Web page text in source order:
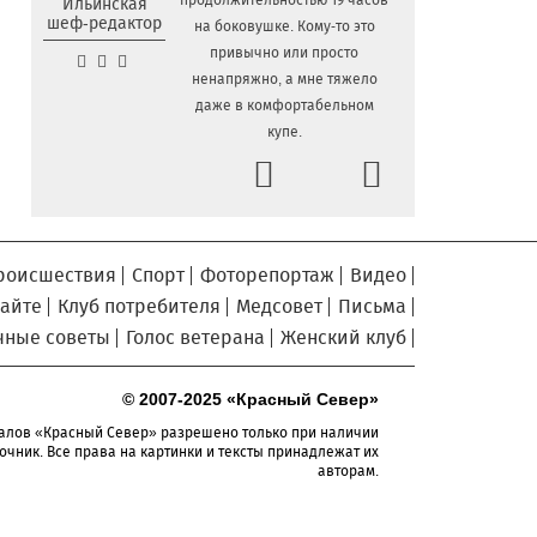
6.08.2026 16:20 Сельские труженики
Тотемского округа получат жилье с
правом выкупа за один процент
Детская футбольная секция
6.08.2026 14:31
Робот Макс на Госуслугах
поможет вологжанам оформить выплату
на первоклассника
подтвердила курс на полное
обеспечение лесовосстановления
семенным материалом
Ильинская
шеф-редактор
на боковушке. Кому-то это
привычно или просто
ненапряжно, а мне тяжело
даже в комфортабельном
купе.
Спорт Фоторепортаж
Видео
Клуб потребителя Медсовет
Письма
советы
Голос ветерана Женский клуб
© 2007-2025 «Красный Север»
«Красный Север» разрешено только при наличии
Все права на картинки и тексты принадлежат их
авторам.